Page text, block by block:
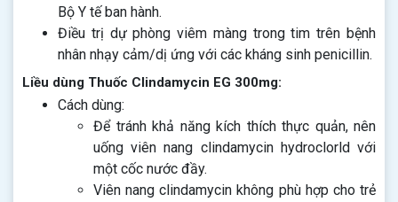
Bộ Y tế ban hành.
Điều trị dự phòng viêm màng trong tim trên bệnh
nhân nhạy cảm/dị ứng với các kháng sinh penicillin.
Liều dùng Thuốc Clindamycin EG 300mg:
Cách dùng:
Để tránh khả năng kích thích thực quản, nên
uống viên nang clindamycin hydroclorld với
một cốc nước đầy.
Viên nang clindamycin không phù hợp cho trẻ